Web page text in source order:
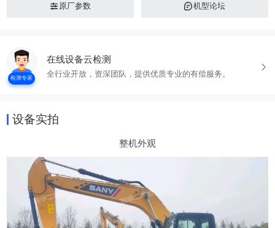
原厂参数 机型论坛
检测专家
在线设备云检测
全行业开放，资深团队，提供优质专业的有偿服务。
设备实拍
整机外观